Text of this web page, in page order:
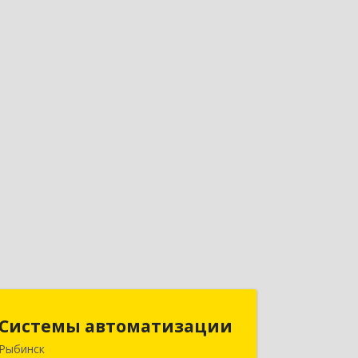
Системы автоматизации
Рыбинск
152934, Ярославская обл, Рыбинский